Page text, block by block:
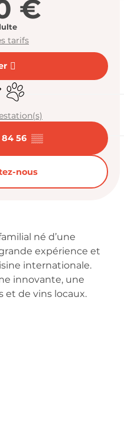
€
tarifs
Animaux acceptés
84 56 ▒▒
nous
né d’une
expérience et
internationale.
innovante, une
et de vins locaux.